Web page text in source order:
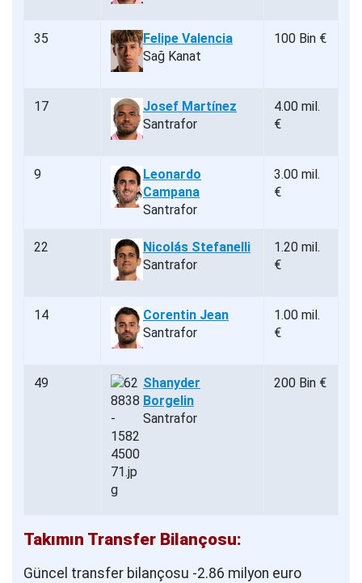
35
Felipe Valencia
Sağ Kanat
100 Bin €
17
Josef Martínez
Santrafor
4.00 mil.
€
9
Leonardo
Campana
Santrafor
3.00 mil.
€
22
Nicolás Stefanelli
Santrafor
1.20 mil.
€
14
Corentin Jean
Santrafor
1.00 mil.
€
49
Shanyder
Borgelin
Santrafor
200 Bin €
Takımın Transfer Bilançosu:
Güncel transfer bilançosu -2.86 milyon euro